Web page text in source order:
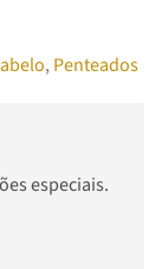
, Penteados
especiais.